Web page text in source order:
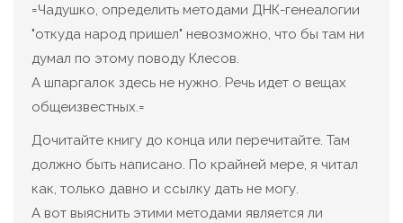
=Чадушко, определить методами ДНК-генеалогии
"откуда народ пришел" невозможно, что бы там ни
думал по этому поводу Клесов.
А шпаргалок здесь не нужно. Речь идет о вещах
общеизвестных.=
Дочитайте книгу до конца или перечитайте. Там
должно быть написано. По крайней мере, я читал
как, только давно и ссылку дать не могу.
А вот выяснить этими методами является ли